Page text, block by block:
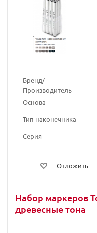
Бренд/
Производитель
Основа
Тип наконечника
Серия
Отложить
Набор маркеров
древесные тона